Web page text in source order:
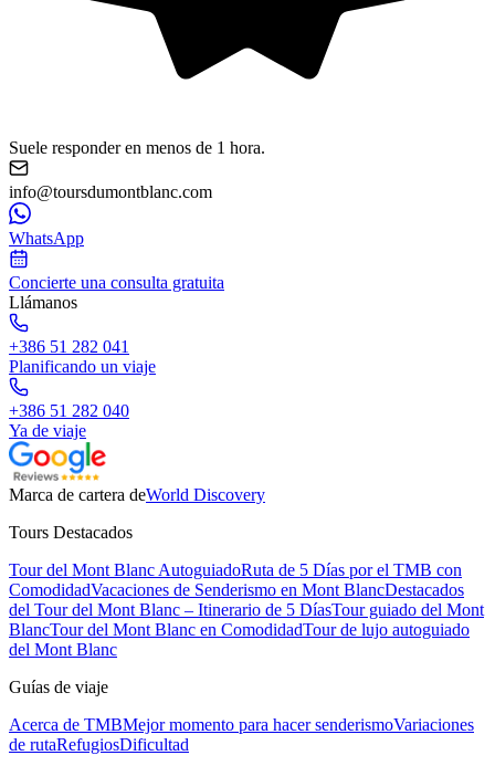
Suele responder en menos de 1 hora.
info@toursdumontblanc.com
WhatsApp
Concierte una consulta gratuita
Llámanos
+386 51 282 041
Planificando un viaje
+386 51 282 040
Ya de viaje
Marca de cartera deWorld Discovery
Tours Destacados
Tour del Mont Blanc AutoguiadoRuta de 5 Días por el TMB con
ComodidadVacaciones de Senderismo en Mont BlancDestacados
del Tour del Mont Blanc – Itinerario de 5 DíasTour guiado del Mont
BlancTour del Mont Blanc en ComodidadTour de lujo autoguiado
del Mont Blanc
Guías de viaje
Acerca de TMBMejor momento para hacer senderismoVariaciones
de rutaRefugiosDificultad